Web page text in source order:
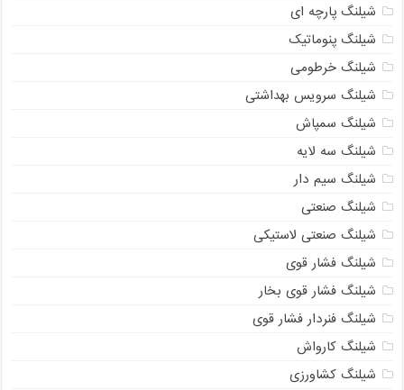
شیلنگ پارچه ای
شیلنگ پنوماتیک
شیلنگ خرطومی
شیلنگ سرویس بهداشتی
شیلنگ سمپاش
شیلنگ سه لایه
شیلنگ سیم دار
شیلنگ صنعتی
شیلنگ صنعتی لاستیکی
شیلنگ فشار قوی
شیلنگ فشار قوی بخار
شیلنگ فنردار فشار قوی
شیلنگ کارواش
شیلنگ کشاورزی